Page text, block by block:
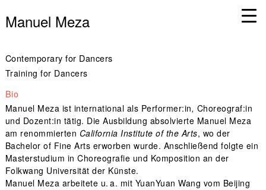
Manuel Meza
Contemporary for Dancers
Training for Dancers
Bio
Manuel Meza ist international als Performer:in, Choreograf:in
und Dozent:in tätig. Die Ausbildung absolvierte Manuel Meza
am renommierten California Institute of the Arts, wo der
Bachelor of Fine Arts erworben wurde. Anschließend folgte ein
Masterstudium in Choreografie und Komposition an der
Folkwang Universität der Künste.
Manuel Meza arbeitete u. a. mit YuanYuan Wang vom Beijing